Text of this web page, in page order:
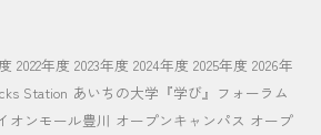
2022年度 2023年度 2024年度 2025年度 2026年
Station あいちの大学『学び』フォーラム
オンモール豊川 オープンキャンパス オープ